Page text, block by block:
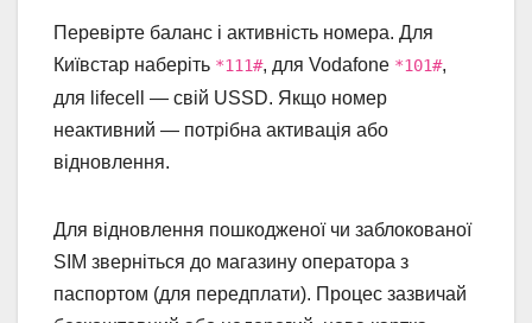
Перевірте баланс і активність номера. Для
Київстар наберіть *111#, для Vodafone *101#,
для lifecell — свій USSD. Якщо номер
неактивний — потрібна активація або
відновлення.
Для відновлення пошкодженої чи заблокованої
SIM зверніться до магазину оператора з
паспортом (для передплати). Процес зазвичай